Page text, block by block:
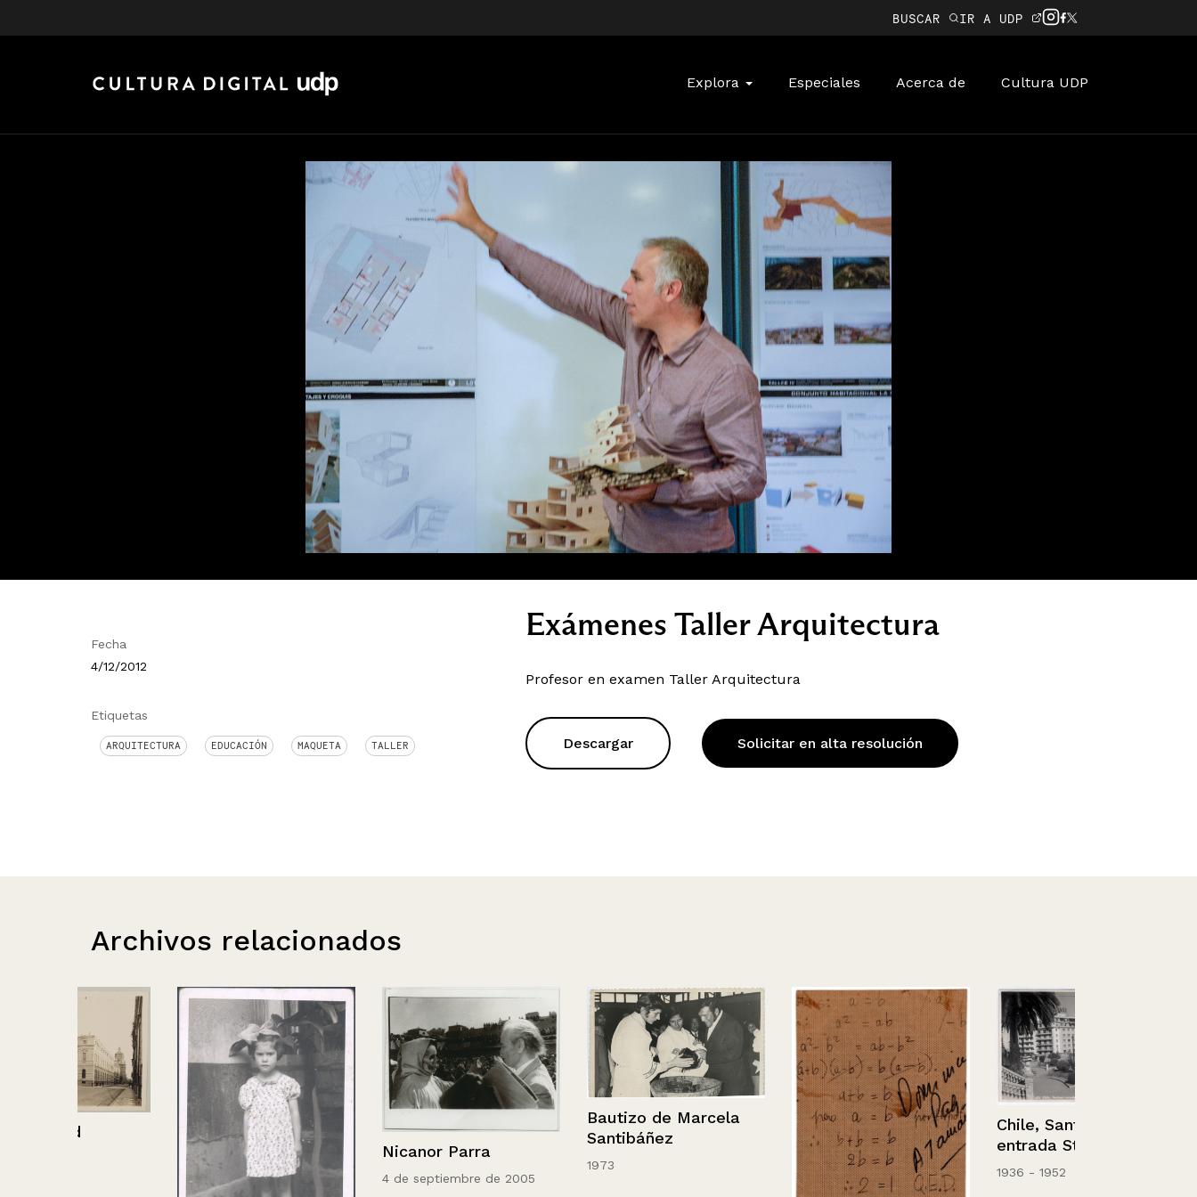
BUSCAR IR A UDP
Explora Especiales Acerca de Cultura UDP
Fecha
4/12/2012
Etiquetas
ARQUITECTURA EDUCACIÓN MAQUETA TALLER
Exámenes Taller Arquitectura
Profesor en examen Taller Arquitectura
Descargar Solicitar en alta resolución
Archivos relacionados
Nicanor Parra
4 de septiembre de 2005
Bautizo de Marcela
Santibáñez
Chile, Santiago
entrada Sta. Lucía.
1936 - 1952